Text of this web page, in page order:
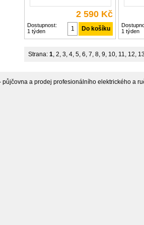
2 590 Kč
Dostupnost:
1 týden
1 týden
Strana: 1, 2, 3, 4, 5, 6, 7, 8, 9, 10, 11, 12,
a prodej profesionálního elektrického a